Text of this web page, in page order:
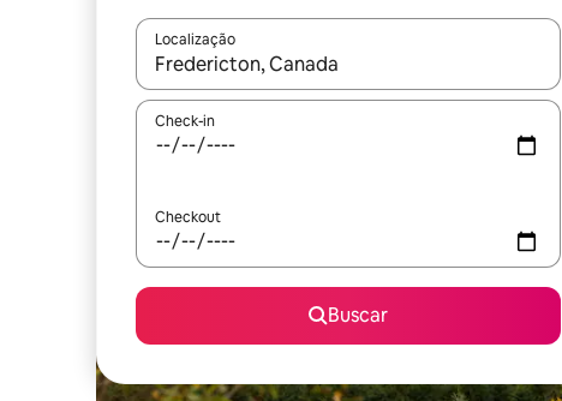
Localização
Quando os resultados estiverem disponíveis,
Check-in
Checkout
Buscar